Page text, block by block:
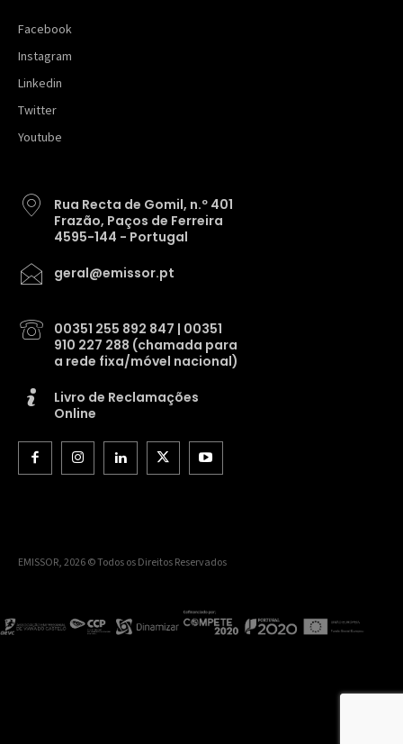
Facebook
Instagram
Linkedin
Twitter
Youtube
Rua Recta de Gomil, n.º 401
Frazão, Paços de Ferreira
4595-144 - Portugal
geral@emissor.pt
00351 255 892 847 | 00351
910 227 288 (chamada para
a rede fixa/móvel nacional)
Livro de Reclamações
Online
EMISSOR, 2026 © Todos os Direitos Reservados